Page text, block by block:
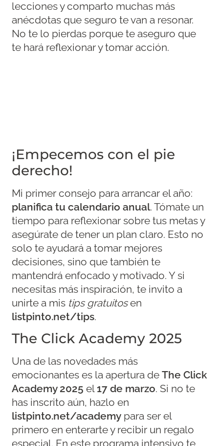
lecciones y comparto muchas más
anécdotas que seguro te van a resonar.
No te lo pierdas porque te aseguro que
te hará reflexionar y tomar acción.
¡Empecemos con el pie
derecho!
Mi primer consejo para arrancar el año:
planifica tu calendario anual. Tómate un
tiempo para reflexionar sobre tus metas y
asegúrate de tener un plan claro. Esto no
solo te ayudará a tomar mejores
decisiones, sino que también te
mantendrá enfocado y motivado. Y si
necesitas más inspiración, te invito a
unirte a mis tips gratuitosen
listpinto.net/tips.
The Click Academy 2025
Una de las novedades más
emocionantes es la apertura de The Click
Academy 2025 el 17 de marzo. Si no te
has inscrito aún, hazlo en
listpinto.net/academy para ser el
primero en enterarte y recibir un regalo
especial. En este programa intensivo te